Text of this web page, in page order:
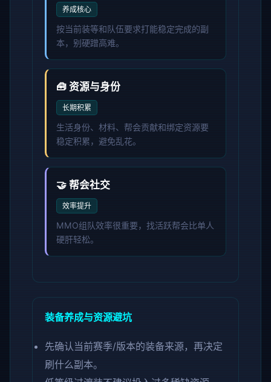
养成核心
按当前装等和队伍要求打能稳定完成的副
本，别硬蹭高难。
🧰 资源与身份
长期积累
生活身份、材料、帮会贡献和绑定资源要
稳定积累，避免乱花。
🤝 帮会社交
效率提升
MMO组队效率很重要，找活跃帮会比单人
硬肝轻松。
装备养成与资源避坑
先确认当前赛季/版本的装备来源，再决定
刷什么副本。